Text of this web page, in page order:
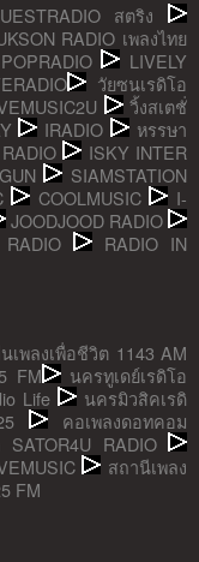
สตริง
RADIO เพลงไทย
POPRADIO
LIVELY
วัยซนเรดิโอ
วิ้งสเตชั่
IRADIO
หรรษา
ISKY INTER
SIAMSTATION
COOLMUSIC
I-
JOODJOOD RADIO
RADIO IN
เพลงเพื่อชีวิต 1143 AM
FM
นครทูเดย์เรดิโอ
Life
นครมิวสิคเรดิ
คอเพลงดอทคอม
RADIO
สถานีเพลง
FM